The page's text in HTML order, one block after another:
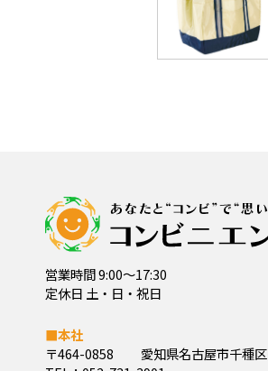
営業時間 9:00～17:30
定休日 土・日・祝日
■本社
〒464-0858
愛知県名古屋市千種